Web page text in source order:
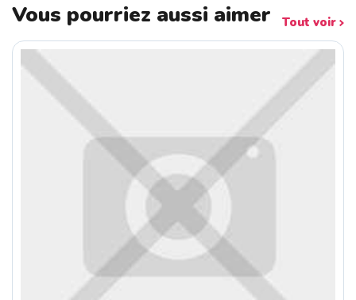
Vous pourriez aussi aimer Tout voir